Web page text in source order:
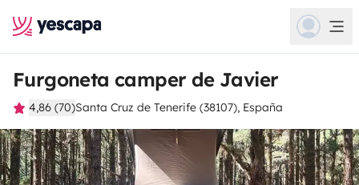
Furgoneta camper de Javier
4,86 (70)Santa Cruz de Tenerife (38107), España